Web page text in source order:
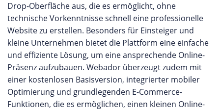
Drop-Oberfläche aus, die es ermöglicht, ohne
technische Vorkenntnisse schnell eine professionelle
Website zu erstellen. Besonders für Einsteiger und
kleine Unternehmen bietet die Plattform eine einfache
und effiziente Lösung, um eine ansprechende Online-
Präsenz aufzubauen. Webador überzeugt zudem mit
einer kostenlosen Basisversion, integrierter mobiler
Optimierung und grundlegenden E-Commerce-
Funktionen, die es ermöglichen, einen kleinen Online-